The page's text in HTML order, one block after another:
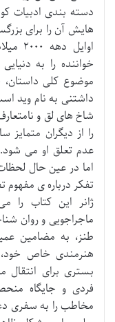
دسته بندی ادبیات
هایش آن را برای
خواننده را به
موضوع کلی
داشتنی به نام وید
شاخ های لق و
را از دیگران
عدم تعلق او می
اما در عین حال
تفکر درباره ی
ژانر این کتاب را
ماجراجویی و روان
طنز، به مضامین
هنرمندی خاص
بستری برای انتقال
فردی و جایگاه
مخاطب را به سفری